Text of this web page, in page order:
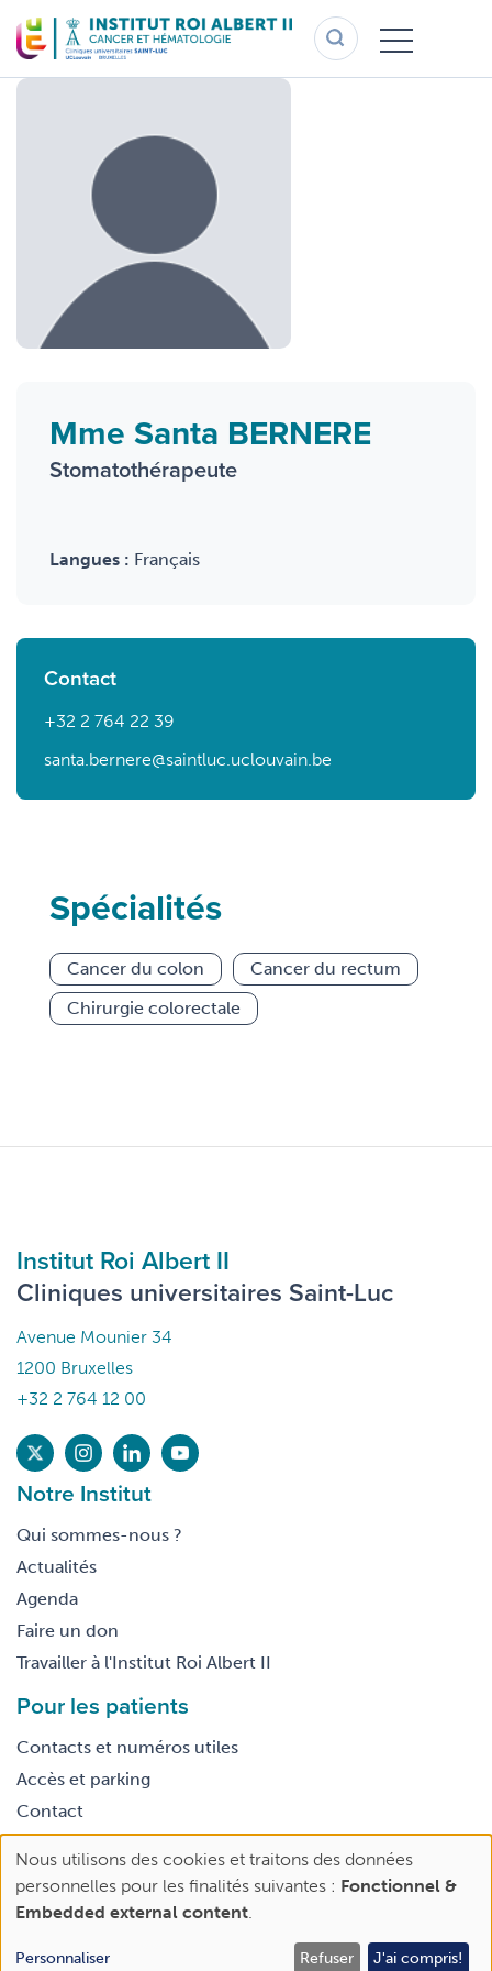
au
contenu
principal
Rendez-vous | 2e avis Faire un don
Mme Santa BERNERE
Stomatothérapeute
Langues : Français
Spécialités
Cancer du colon
Cancer du rectum
Chirurgie colorectale
Contact
+32 2 764 22 39
santa.bernere@saintluc.uclouvain.be
Institut Roi Albert II
Cliniques universitaires Saint-Luc
Avenue Mounier 34
1200 Bruxelles
+32 2 764 12 00
Notre Institut
Qui sommes-nous ?
Actualités
Agenda
Faire un don
Travailler à l'Institut Roi Albert II
Pour les patients
Contacts et numéros utiles
Accès et parking
Contact
Footer
legal
Conditions générales d’utilisation
Use
of
personal
data
Nous utilisons des cookies et traitons des données
personnelles pour les finalités suivantes : Fonctionnel &
Embedded external content.
Personnaliser Refuser J'ai compris!